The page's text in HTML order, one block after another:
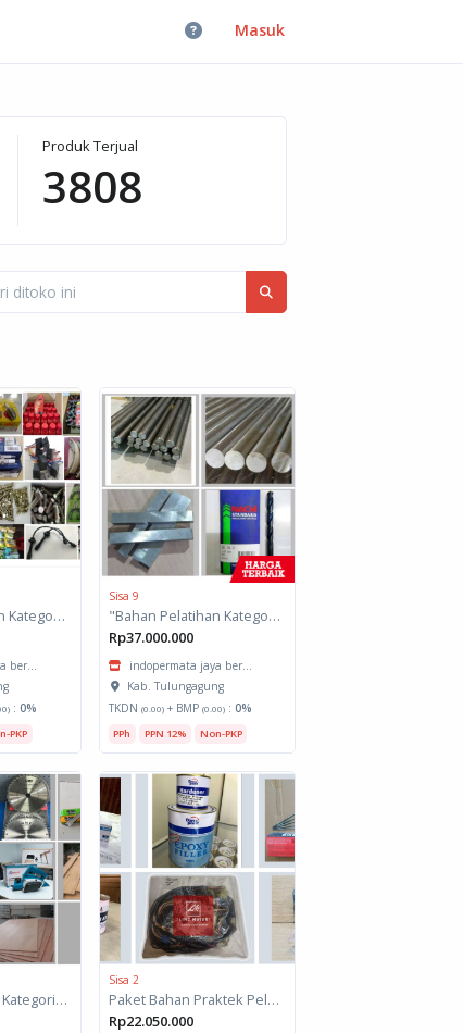
Masuk
Produk Terjual
3808
"Bahan Pelatihan Kategori Otomotif Spesifikasi : Pemeliharaan Kendaraan Ringan Sistem Injeksi - 300 JP Jurusan TKR"
ber...
:0%
PKP
Sisa 9
"Bahan Pelatihan Kategori Manufaktur Spesifikasi : Pengoperasian Mesin Bubut - 260 JP Jurusan TPM"
Rp37.000.000
indopermata jaya ber...
Kab. Tulungagung
TKDN (0.00)+ BMP (0.00): 0%
PPh PPN 12% Non-PKP
Bahan Pelatihan Kategori Konstruksi Spesifikasi : Cabinet Making - 260 JP
Sisa 2
Paket Bahan Praktek Pelatihan Pemeliharaan Kendaraan Ringan Sistem Injeksi
Rp22.050.000